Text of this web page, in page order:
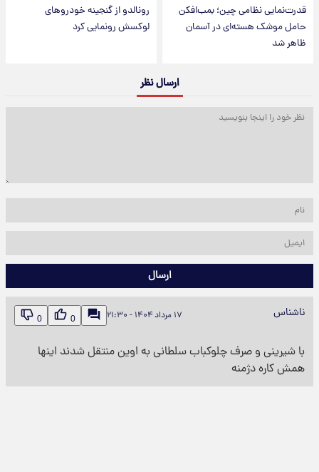
قدرت‌نمایی نظامی چین؛ بمب‌افکن
حامل موشک هسته‌ای در آسمان
ظاهر شد
رونالدو از گنجینه خودروهای
لوکسش رونمایی کرد
ارسال نظر
ارسال
ناشناس ۱۷ مرداد ۱۴۰۴ - ۲۱:۳۰ 0
0
با شیرینی و صرف چلوکباب سلطانی به اوین منتقل شدند اینها
همش کاره دژمنه